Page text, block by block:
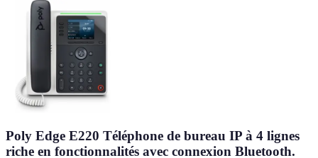
Poly Edge E220 Téléphone de bureau IP à 4 lignes
riche en fonctionnalités avec connexion Bluetooth.